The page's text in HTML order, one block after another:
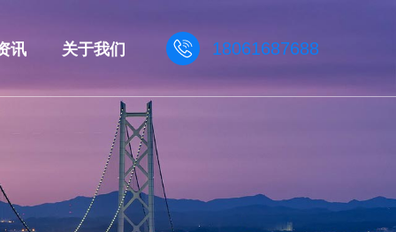
讯 关于我们 18061687688